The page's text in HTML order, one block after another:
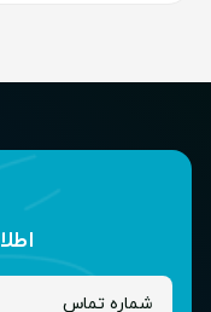
اصل و ترجمه
گذرنامه با حداقل 7 ماه